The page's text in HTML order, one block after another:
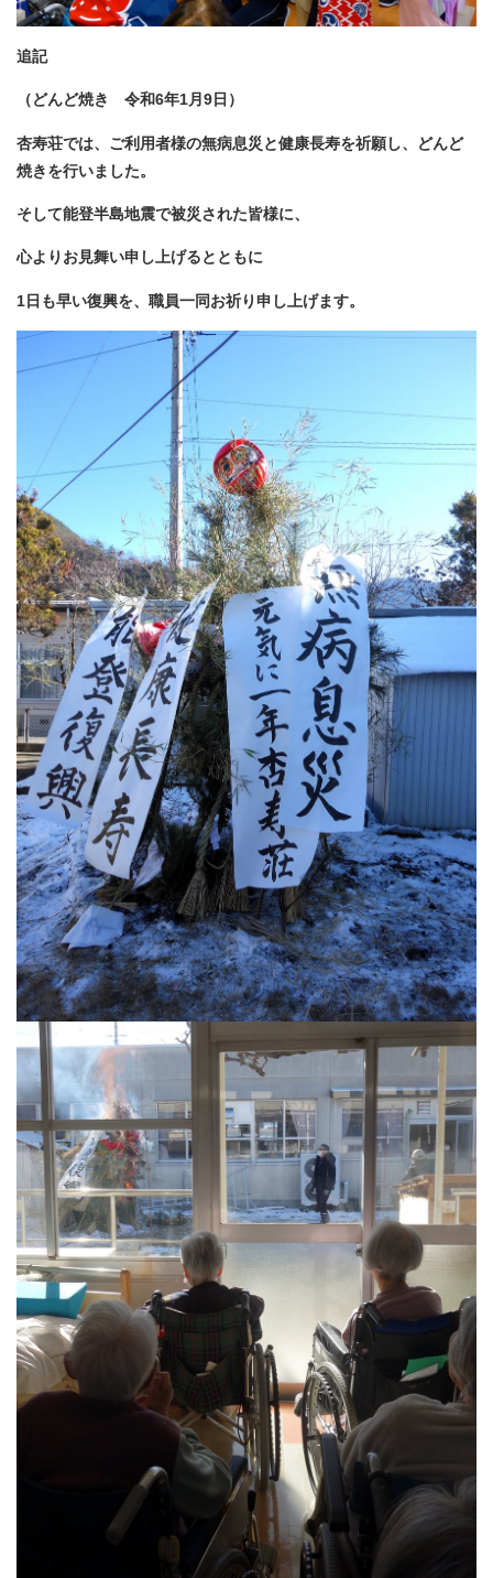
追記
（どんど焼き 令和6年1月9日）
杏寿荘では、ご利用者様の無病息災と健康長寿を祈願し、どんど
焼きを行いました。
そして能登半島地震で被災された皆様に、
心よりお見舞い申し上げるとともに
1日も早い復興を、職員一同お祈り申し上げます。